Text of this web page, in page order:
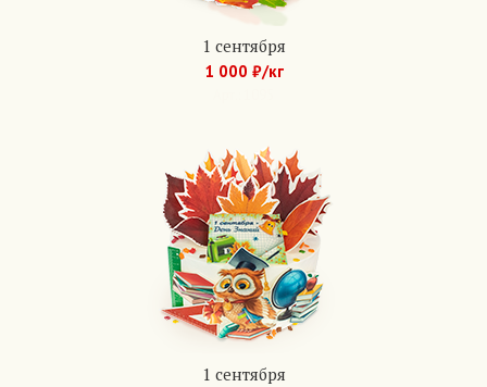
1 сентября
1 000 ₽/кг
1 сентября